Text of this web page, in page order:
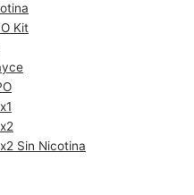
Kit
Sin Nicotina